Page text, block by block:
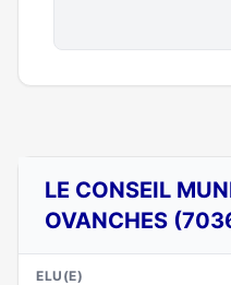
LE CONSEIL
OVANCHES
ELU(E)